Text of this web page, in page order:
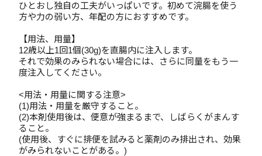
ひとおし独自の工夫がいっぱいです。初めて浣腸を使う
方や力の弱い方、年配の方におすすめです。
【用法、用量】
12歳以上1回1個(30g)を直腸内に注入します。
それで効果のみられない場合には、さらに同量をもう一
度注入してください。
<用法・用量に関する注意>
(1)用法・用量を厳守すること。
(2)本剤使用後は、便意が強まるまで、しばらくがまんす
ること。
(使用後、すぐに排便を試みると薬剤のみ排出され、効果
がみられないことがある。)